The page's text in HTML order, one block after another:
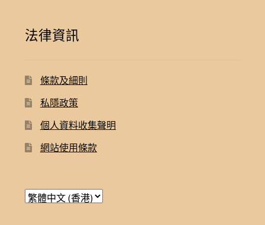
法律資訊
條款及細則
私隱政策
個人資料收集聲明
網站使用條款